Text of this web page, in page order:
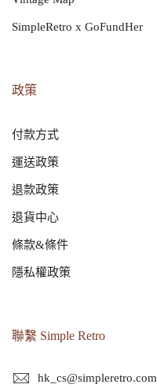
SimpleRetro x GoFundHer
政策
付款方式
運送政策
退款政策
退貨中心
條款&條件
隱私權政策
聯繫 Simple Retro
hk_cs@simpleretro.com